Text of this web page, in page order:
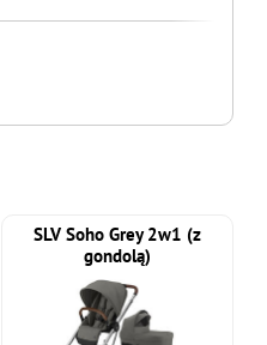
SLV Soho Grey 2w1 (z
gondolą)